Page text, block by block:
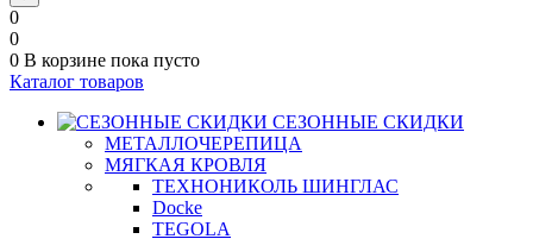
0
0
0 В корзине пока пусто
Каталог товаров
СЕЗОННЫЕ СКИДКИ
МЕТАЛЛОЧЕРЕПИЦА
МЯГКАЯ КРОВЛЯ
ТЕХНОНИКОЛЬ ШИНГЛАС
Docke
TEGOLA